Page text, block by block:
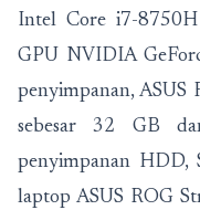
Intel Core i7-8750H
GPU NVIDIA
penyimpanan,
sebesar 32 GB
penyimpanan HDD,
laptop ASUS ROG